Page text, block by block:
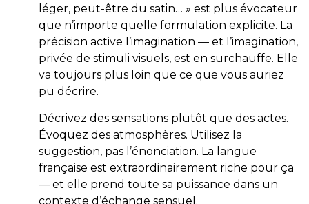
léger, peut-être du satin… » est plus évocateur
que n’importe quelle formulation explicite. La
précision active l’imagination — et l’imagination,
privée de stimuli visuels, est en surchauffe. Elle
va toujours plus loin que ce que vous auriez
pu décrire.
Décrivez des sensations plutôt que des actes.
Évoquez des atmosphères. Utilisez la
suggestion, pas l’énonciation. La langue
française est extraordinairement riche pour ça
— et elle prend toute sa puissance dans un
contexte d’échange sensuel.